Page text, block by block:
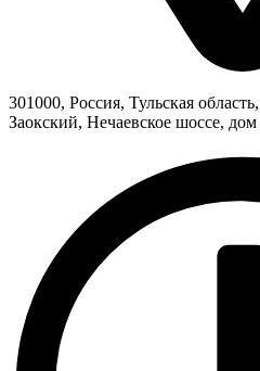
301000, Россия, Тульская
Заокский, Нечаевское шоссе, дом